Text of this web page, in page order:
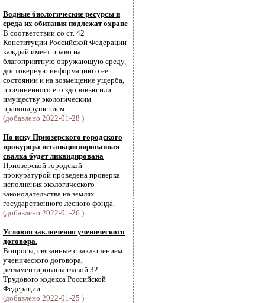
Водные биологические ресурсы и
среда их обитания подлежат охране
В соответствии со ст. 42
Конституции Российской Федерации
каждый имеет право на
благоприятную окружающую среду,
достоверную информацию о ее
состоянии и на возмещение ущерба,
причиненного его здоровью или
имуществу экологическим
правонарушением.
(добавлено 2022-01-28 )
По иску Приозерского городского
прокурора несанкционированная
свалка будет ликвидирована
Приозерской городской
прокуратурой проведена проверка
исполнения экологического
законодательства на землях
государственного лесного фонда.
(добавлено 2022-01-26 )
Условия заключения ученического
договора.
Вопросы, связанные с заключением
ученического договора,
регламентированы главой 32
Трудового кодекса Российской
Федерации.
(добавлено 2022-01-25 )